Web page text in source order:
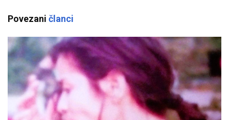
Povezani članci